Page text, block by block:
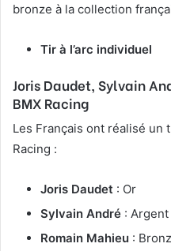
bronze à la collection
Tir à l’arc individuel
Joris Daudet, Sylvain
BMX Racing
Les Français ont réalisé un
Racing :
Joris Daudet : Or
Sylvain André : Argent
Romain Mahieu :